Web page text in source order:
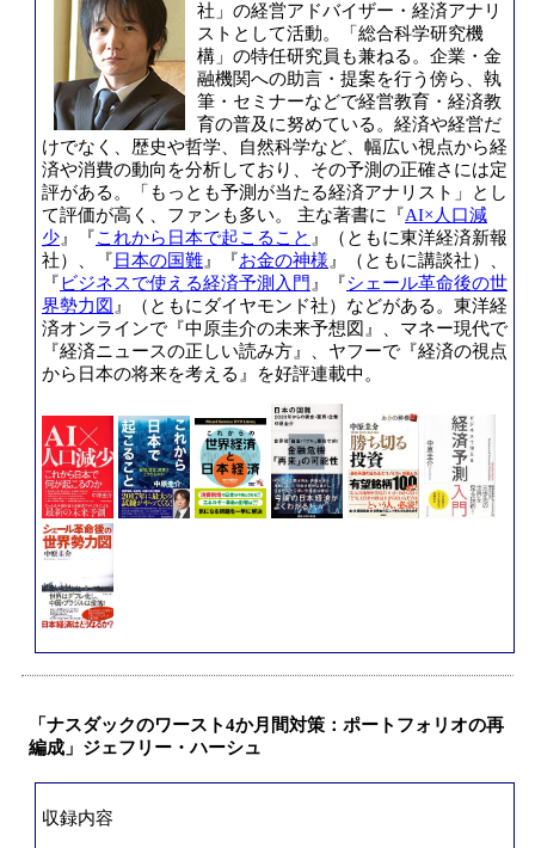
社」の経営アドバイザー・経済アナリ
ストとして活動。「総合科学研究機
構」の特任研究員も兼ねる。企業・金
融機関への助言・提案を行う傍ら、執
筆・セミナーなどで経営教育・経済教
育の普及に努めている。経済や経営だ
けでなく、歴史や哲学、自然科学など、幅広い視点から経
済や消費の動向を分析しており、その予測の正確さには定
評がある。「もっとも予測が当たる経済アナリスト」とし
て評価が高く、ファンも多い。 主な著書に『AI×人口減
少』『これから日本で起こること 』（ともに東洋経済新報
社）、『 日本の国難』『お金の神様』（ともに講談社）、
『ビジネスで使える経済予測入門 』『シェール革命後の世
界勢力図 』（ともにダイヤモンド社）などがある。東洋経
済オンラインで『中原圭介の未来予想図』、マネー現代で
『経済ニュースの正しい読み方』、ヤフーで『経済の視点
から日本の将来を考える』を好評連載中。
「ナスダックのワースト4か月間対策：ポートフォリオの再
編成」ジェフリー・ハーシュ
収録内容